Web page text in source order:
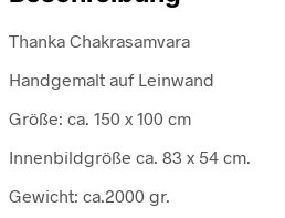
Thanka Chakrasamvara
Handgemalt auf Leinwand
Größe: ca. 150 x 100 cm
Innenbildgröße ca. 83 x 54 cm.
Gewicht: ca.2000 gr.